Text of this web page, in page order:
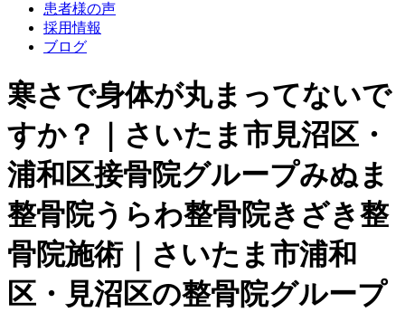
患者様の声
採用情報
ブログ
寒さで身体が丸まってないで
すか？｜さいたま市見沼区・
浦和区接骨院グループみぬま
整骨院うらわ整骨院きざき整
骨院施術｜さいたま市浦和
区・見沼区の整骨院グループ